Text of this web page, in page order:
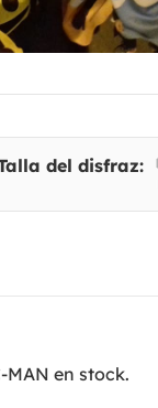
del disfraz:
en stock.